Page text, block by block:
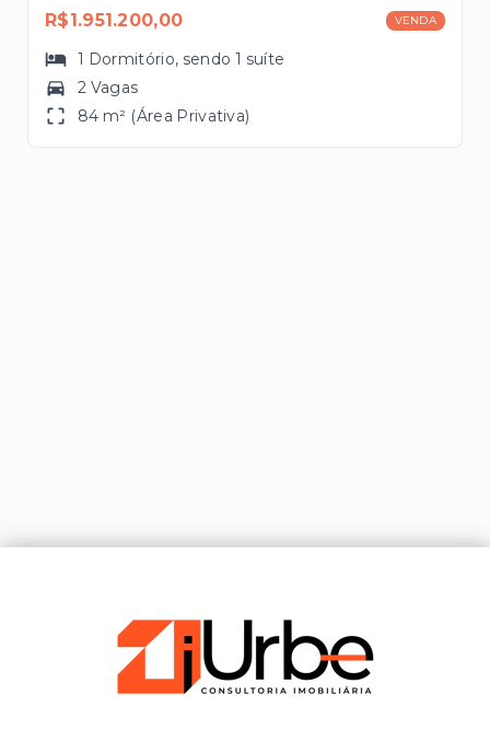
R$1.951.200,00 VENDA
1 Dormitório, sendo 1 suíte
2 Vagas
84 m² (Área Privativa)